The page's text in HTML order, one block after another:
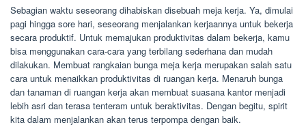
Sebagian waktu seseorang dihabiskan disebuah meja kerja. Ya, dimulai
pagi hingga sore hari, seseorang menjalankan kerjaannya untuk bekerja
secara produktif. Untuk memajukan produktivitas dalam bekerja, kamu
bisa menggunakan cara-cara yang terbilang sederhana dan mudah
dilakukan. Membuat rangkaian bunga meja kerja merupakan salah satu
cara untuk menaikkan produktivitas di ruangan kerja. Menaruh bunga
dan tanaman di ruangan kerja akan membuat suasana kantor menjadi
lebih asri dan terasa tenteram untuk beraktivitas. Dengan begitu, spirit
kita dalam menjalankan akan terus terpompa dengan baik.